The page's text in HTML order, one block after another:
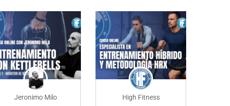
Jeronimo Milo High Fitness